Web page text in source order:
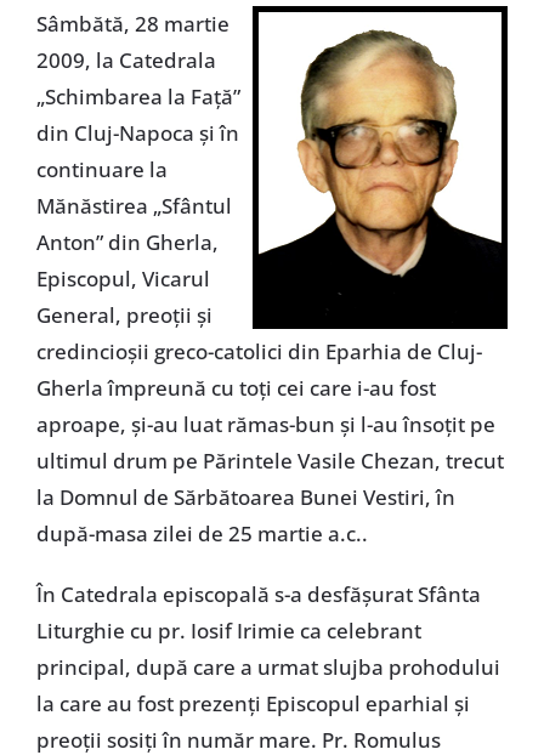
Sâmbătă, 28 martie
2009, la Catedrala
„Schimbarea la Faţă”
din Cluj-Napoca şi în
continuare la
Mănăstirea „Sfântul
Anton” din Gherla,
Episcopul, Vicarul
General, preoţii şi
credincioşii greco-catolici din Eparhia de Cluj-
Gherla împreună cu toţi cei care i-au fost
aproape, şi-au luat rămas-bun şi l-au însoţit pe
ultimul drum pe Părintele Vasile Chezan, trecut
la Domnul de Sărbătoarea Bunei Vestiri, în
după-masa zilei de 25 martie a.c..
În Catedrala episcopală s-a desfăşurat Sfânta
Liturghie cu pr. Iosif Irimie ca celebrant
principal, după care a urmat slujba prohodului
la care au fost prezenţi Episcopul eparhial şi
preoţii sosiţi în număr mare. Pr. Romulus